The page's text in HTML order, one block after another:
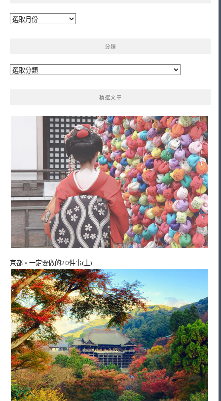
彙
分類
分
精選文章
京都。一定要做的20件事(上)